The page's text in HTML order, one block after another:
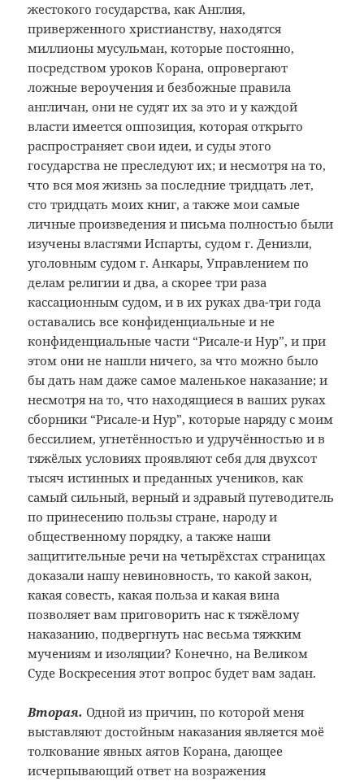
жестокого государства, как Англия,
приверженного христианству, находятся
миллионы мусульман, которые постоянно,
посредством уроков Корана, опровергают
ложные вероучения и безбожные правила
англичан, они не судят их за это и у каждой
власти имеется оппозиция, которая открыто
распространяет свои идеи, и суды этого
государства не преследуют их; и несмотря на то,
что вся моя жизнь за последние тридцать лет,
сто тридцать моих книг, а также мои самые
личные произведения и письма полностью были
изучены властями Испарты, судом г. Денизли,
уголовным судом г. Анкары, Управлением по
делам религии и два, а скорее три раза
кассационным судом, и в их руках два-три года
оставались все конфиденциальные и не
конфиденциальные части “Рисале-и Нур”, и при
этом они не нашли ничего, за что можно было
бы дать нам даже самое маленькое наказание; и
несмотря на то, что находящиеся в ваших руках
сборники “Рисале-и Нур”, которые наряду с моим
бессилием, угнетённостью и удручённостью и в
тяжёлых условиях проявляют себя для двухсот
тысяч истинных и преданных учеников, как
самый сильный, верный и здравый путеводитель
по принесению пользы стране, народу и
общественному порядку, а также наши
защитительные речи на четырёхстах страницах
доказали нашу невиновность, то какой закон,
какая совесть, какая польза и какая вина
позволяет вам приговорить нас к тяжёлому
наказанию, подвергнуть нас весьма тяжким
мучениям и изоляции? Конечно, на Великом
Суде Воскресения этот вопрос будет вам задан.
Вторая. Одной из причин, по которой меня
выставляют достойным наказания является моё
толкование явных аятов Корана, дающее
исчерпывающий ответ на возражения